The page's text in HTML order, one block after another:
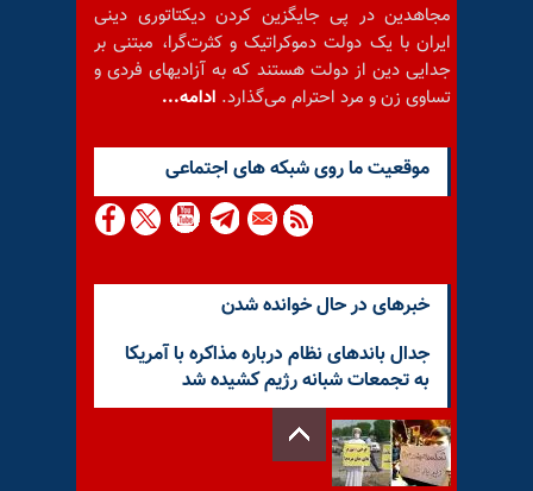
مجاهدین در پی جایگزین کردن دیکتاتوری دینی
ایران با یک دولت دموکراتیک و کثرت‌گرا، مبتنی بر
جدایی دین از دولت هستند که به آزادیهای فردی و
تساوی زن و مرد احترام می‌گذارد. ادامه...
موقعيت ما روى شبكه هاى اجتماعى
خبرهای در حال خوانده شدن
جدال باندهای نظام درباره مذاکره با آمریکا
به تجمعات شبانه رژیم کشیده شد